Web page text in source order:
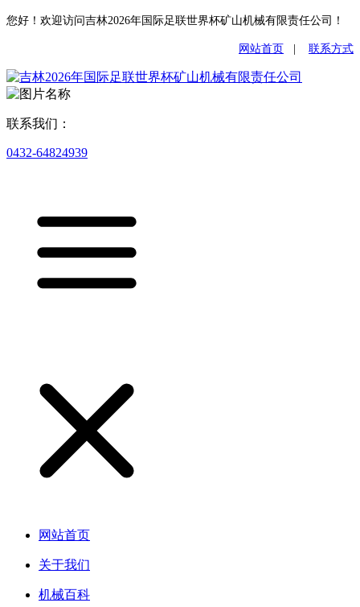
您好！欢迎访问吉林2026年国际足联世界杯矿山机械有限责任公司！
网站首页 联系方式
联系我们：
0432-64824939
网站首页
关于我们
机械百科